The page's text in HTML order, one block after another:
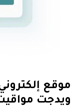
موقع
ويدجت